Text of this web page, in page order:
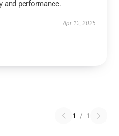
and performance.
Apr 13, 2025
1 / 1